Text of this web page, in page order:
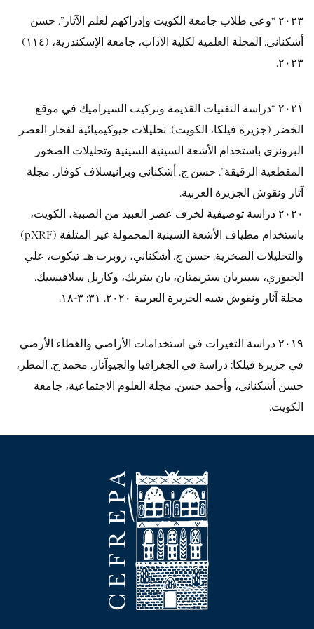
٢٠٢٣ “وعي طلاب جامعة الكويت وإدراكهم لعلم الآثار”. حسن
أشكناني. المجلة العلمية لكلية الآداب، جامعة الإسكندرية، (١١٤)
٢٠٢٣.
٢٠٢١ “دراسة التقنيات القديمة وتركيب السيراميك في موقع
الخضر (جزيرة فيلكا، الكويت): تحليلات جيوكيميائية لفخار العصر
البرونزي باستخدام الأشعة السينية السينية وتحليلات الصخور
المقطعية الرقيقة”. حسن ج. أشكناني وبرانيسلاف كوفار. مجلة
آثار ونقوش الجزيرة العربية.
٢٠٢٠ دراسة توصيفية لخزف عصر العبيد من الصبية، الكويت،
باستخدام مطياف الأشعة السينية المحمولة غير المتلفة (pXRF)
والتحليلات الصخرية. حسن ج. أشكناني، روبرت هـ. تيكوت، علي
الجبوري، سيبريان ستريمتان، يان بيتريك، وكاريل سلافيسيك.
مجلة آثار ونقوش شبه الجزيرة العربية ٢٠٢٠. ٣١: ٣-١٨.
٢٠١٩ دراسة التغيرات في استخدامات الأراضي والغطاء الأرضي
في جزيرة فيلكا: دراسة في الجغرافيا والجيوآثار. محمد ج. المطر،
حسن أشكناني، وأحمد حسن. مجلة العلوم الاجتماعية، جامعة
الكويت.